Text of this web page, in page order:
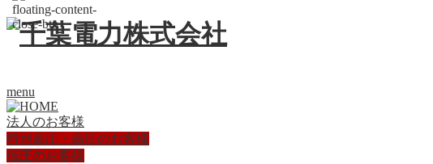
menu
法人のお客様
特別高圧・高圧のお客様
低圧のお客様